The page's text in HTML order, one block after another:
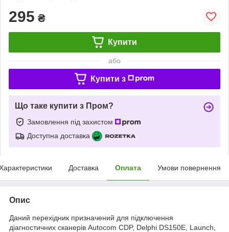
295 ₴
Купити
або
Купити з
Що таке купити з Пром?
Замовлення під захистом
Доступна доставка
Доставка Оплата Умови повернення
Опис
Даний перехідник призначений для підключення
діагностичних сканерів Autocom CDP, Delphi DS150E, Launch,